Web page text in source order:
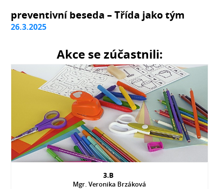
preventivní beseda – Třída jako tým
26.3.2025
Akce se zúčastnili:
3.B
Mgr. Veronika Brzáková